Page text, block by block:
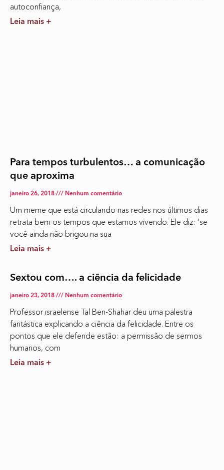
autoconfiança,
Leia mais +
Para tempos turbulentos… a comunicação
que aproxima
janeiro 26, 2018 Nenhum comentário
Um meme que está circulando nas redes nos últimos dias
retrata bem os tempos que estamos vivendo. Ele diz: ‘se
você ainda não brigou na sua
Leia mais +
Sextou com…. a ciência da felicidade
janeiro 23, 2018 Nenhum comentário
Professor israelense Tal Ben-Shahar deu uma palestra
fantástica explicando a ciência da felicidade. Entre os
pontos que ele defende estão: a permissão de sermos
humanos, com
Leia mais +